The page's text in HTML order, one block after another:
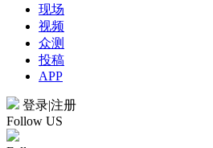
现场
视频
众测
投稿
APP
登录|注册
Follow US